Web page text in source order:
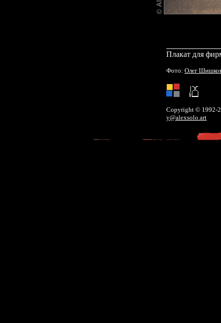
Плакат для
Фото: Олег
Copyright © 1992-
y@alexsolo.art